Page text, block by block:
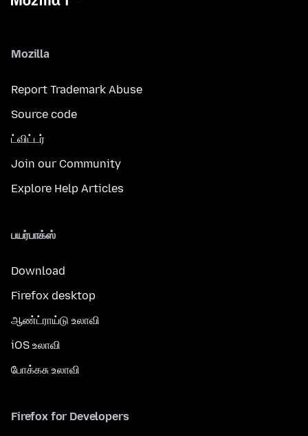
Mozilla
Report Trademark Abuse
Source code
ட்விட்டர்
Join our Community
Explore Help Articles
பயர்பாக்ஸ்
Download
Firefox desktop
ஆண்ட்ராய்டு உலாவி
iOS உலாவி
போக்கசு உலாவி
Firefox for Developers